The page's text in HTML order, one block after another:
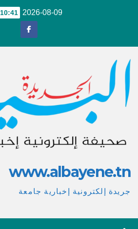
2026-08-09
10:41
www.albayene.tn
جريدة إلكترونية إخبارية جامعة